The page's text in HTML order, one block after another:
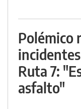
Polémico
Ruta 7:
asfalto"